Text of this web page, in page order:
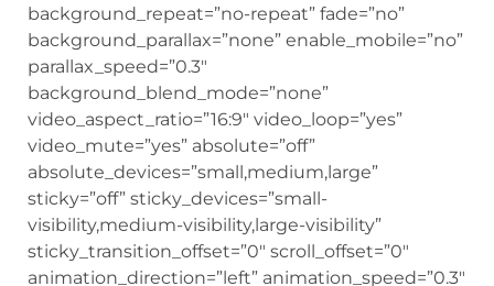
background_repeat=”no-repeat” fade=”no”
background_parallax=”none” enable_mobile=”no”
parallax_speed=”0.3″
background_blend_mode=”none”
video_aspect_ratio=”16:9″ video_loop=”yes”
video_mute=”yes” absolute=”off”
absolute_devices=”small,medium,large”
sticky=”off” sticky_devices=”small-
visibility,medium-visibility,large-visibility”
sticky_transition_offset=”0″ scroll_offset=”0″
animation_direction=”left” animation_speed=”0.3″